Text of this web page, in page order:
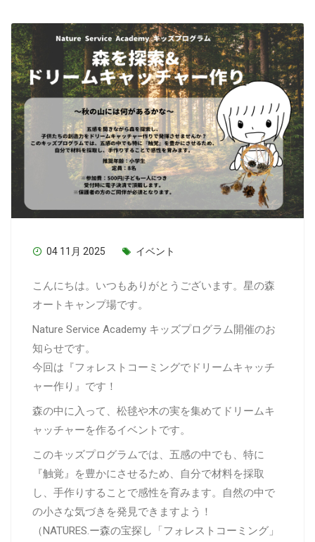
04 11月 2025 イベント
こんにちは。いつもありがとうございます。星の森
オートキャンプ場です。
Nature Service Academy キッズプログラム開催のお
知らせです。
今回は『フォレストコーミングでドリームキャッチ
ャー作り』です！
森の中に入って、松毬や木の実を集めてドリームキ
ャッチャーを作るイベントです。
このキッズプログラムでは、五感の中でも、特に
『触覚』を豊かにさせるため、自分で材料を採取
し、手作りすることで感性を育みます。自然の中で
の小さな気づきを発見できますよう！
（NATURES.ー森の宝探し「フォレストコーミング」